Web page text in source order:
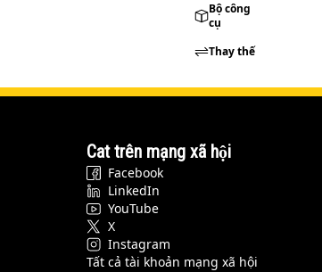
Bộ công
cụ
Thay thế
Cat trên mạng xã hội
Facebook
LinkedIn
YouTube
X
Instagram
Tất cả tài khoản mạng xã hội